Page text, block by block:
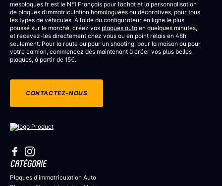
mesplaques.fr est le N°1 Français pour l’achat et la personnalisation
de plaques d’immatriculation homologuées ou décoratives, pour tous
les types de véhicules. À l’aide du configurateur en ligne le plus
poussé sur le marché, créez vos plaques auto en quelques minutes,
et recevez-les directement chez vous ou en point relais en 48h
seulement. Pour la route ou pour un shooting, pour la maison ou pour
votre camion, commencez dès maintenant à créer vos plus belles
plaques, à partir de 15€.
CONTACTEZ-NOUS
CATÉGORIE
Plaques d'immatriculation Auto